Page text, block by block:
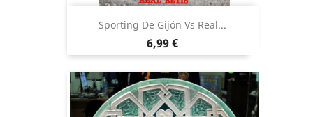
Sporting De Gijón Vs Real...
Precio
6,99 €